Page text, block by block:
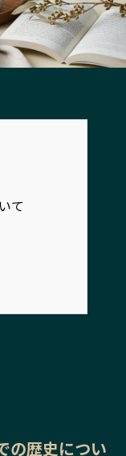
する 企業100選
て
の歴史につい